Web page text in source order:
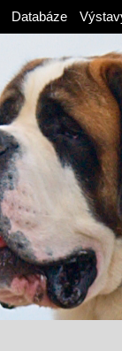
Databáze